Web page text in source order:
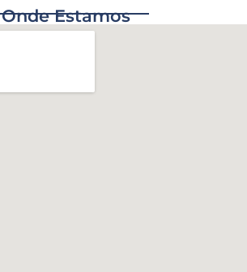
Onde Estamos